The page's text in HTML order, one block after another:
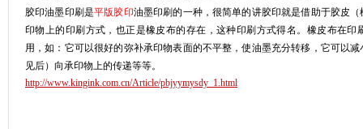
胶印油墨印刷是平版胶印油墨印刷的一种，很简单的讲胶印就是借助于胶皮
印物上的印刷方式，也正是橡皮布的存在，这种印刷方式得名。橡皮布在印
用，如：它可以很好的弥补承印物表面的不平整，使油墨充分转移，它可以
见后）向承印物上的传递等等。
http://www.kingink.com.cn/Article/pbjyymysdy_1.html